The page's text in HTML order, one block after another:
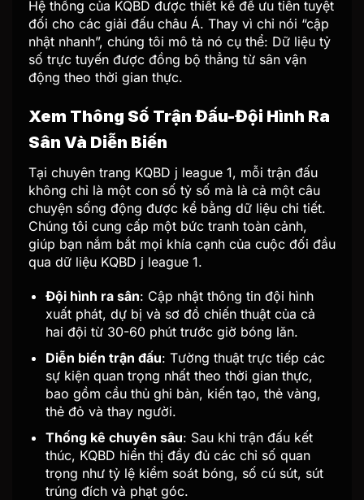
Hệ thống của KQBD được thiết kế để ưu tiên tuyệt
đối cho các giải đấu châu Á. Thay vì chỉ nói “cập
nhật nhanh”, chúng tôi mô tả nó cụ thể: Dữ liệu tỷ
số trực tuyến được đồng bộ thẳng từ sân vận
động theo thời gian thực.
Xem Thông Số Trận Đấu-Đội Hình Ra
Sân Và Diễn Biến
Tại chuyên trang KQBD j league 1, mỗi trận đấu
không chỉ là một con số tỷ số mà là cả một câu
chuyện sống động được kể bằng dữ liệu chi tiết.
Chúng tôi cung cấp một bức tranh toàn cảnh,
giúp bạn nắm bắt mọi khía cạnh của cuộc đối đầu
qua dữ liệu KQBD j league 1.
Đội hình ra sân: Cập nhật thông tin đội hình
xuất phát, dự bị và sơ đồ chiến thuật của cả
hai đội từ 30-60 phút trước giờ bóng lăn.
Diễn biến trận đấu: Tường thuật trực tiếp các
sự kiện quan trọng nhất theo thời gian thực,
bao gồm cầu thủ ghi bàn, kiến tạo, thẻ vàng,
thẻ đỏ và thay người.
Thống kê chuyên sâu: Sau khi trận đấu kết
thúc, KQBD hiển thị đầy đủ các chỉ số quan
trọng như tỷ lệ kiểm soát bóng, số cú sút, sút
trúng đích và phạt góc.